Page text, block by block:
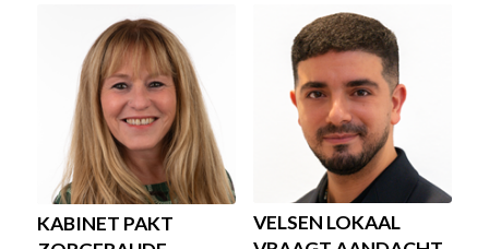
KABINET PAKT
VELSEN LOKAAL